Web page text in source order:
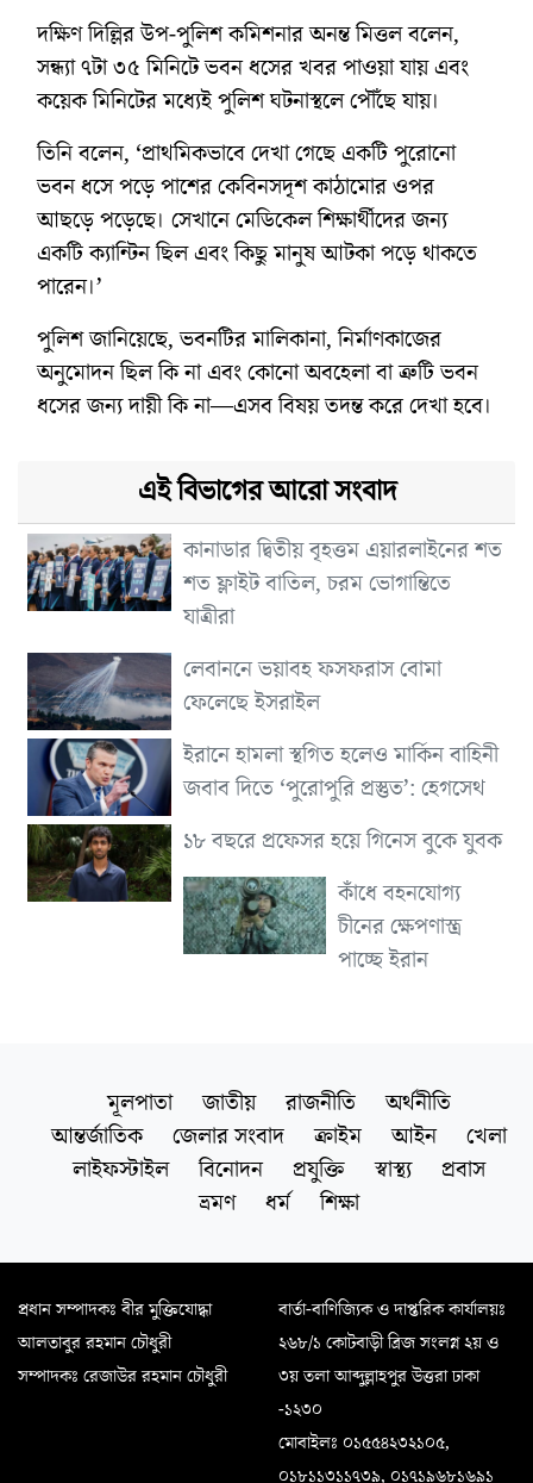
দক্ষিণ দিল্লির উপ-পুলিশ কমিশনার অনন্ত মিত্তল বলেন,
সন্ধ্যা ৭টা ৩৫ মিনিটে ভবন ধসের খবর পাওয়া যায় এবং
কয়েক মিনিটের মধ্যেই পুলিশ ঘটনাস্থলে পৌঁছে যায়।
তিনি বলেন, ‘প্রাথমিকভাবে দেখা গেছে একটি পুরোনো
ভবন ধসে পড়ে পাশের কেবিনসদৃশ কাঠামোর ওপর
আছড়ে পড়েছে। সেখানে মেডিকেল শিক্ষার্থীদের জন্য
একটি ক্যান্টিন ছিল এবং কিছু মানুষ আটকা পড়ে থাকতে
পারেন।’
পুলিশ জানিয়েছে, ভবনটির মালিকানা, নির্মাণকাজের
অনুমোদন ছিল কি না এবং কোনো অবহেলা বা ত্রুটি ভবন
ধসের জন্য দায়ী কি না—এসব বিষয় তদন্ত করে দেখা হবে।
এই বিভাগের আরো সংবাদ
কানাডার দ্বিতীয় বৃহত্তম এয়ারলাইনের শত
শত ফ্লাইট বাতিল, চরম ভোগান্তিতে
যাত্রীরা
লেবাননে ভয়াবহ ফসফরাস বোমা
ফেলেছে ইসরাইল
ইরানে হামলা স্থগিত হলেও মার্কিন বাহিনী
জবাব দিতে ‘পুরোপুরি প্রস্তুত’: হেগসেথ
১৮ বছরে প্রফেসর হয়ে গিনেস বুকে যুবক
কাঁধে বহনযোগ্য
চীনের ক্ষেপণাস্ত্র
পাচ্ছে ইরান
মূলপাতা জাতীয় রাজনীতি
অর্থনীতি
আন্তর্জাতিক
জেলার সংবাদ ক্রাইম আইন
খেলা
লাইফস্টাইল
বিনোদন প্রযুক্তি স্বাস্থ্য
প্রবাস
ভ্রমণ
ধর্ম শিক্ষা
প্রধান সম্পাদকঃ বীর মুক্তিযোদ্ধা
আলতাবুর রহমান চৌধুরী
সম্পাদকঃ রেজাউর রহমান চৌধুরী
বার্তা-বাণিজ্যিক ও দাপ্তরিক কার্যালয়ঃ
২৬৮/১ কোটবাড়ী ব্রিজ সংলগ্ন ২য় ও
৩য় তলা আব্দুল্লাহপুর উত্তরা ঢাকা
-১২৩০
মোবাইলঃ ০১৫৫৪২৩২১০৫,
০১৮১১৩১১৭৩৯, ০১৭১৯৬৮১৬৯১